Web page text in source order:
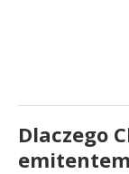
Dlaczego